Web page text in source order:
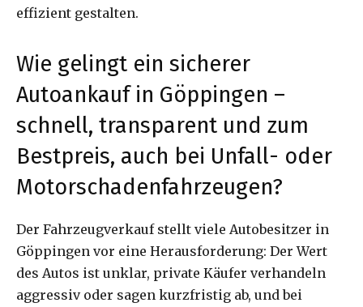
effizient gestalten.
Wie gelingt ein sicherer
Autoankauf in Göppingen –
schnell, transparent und zum
Bestpreis, auch bei Unfall- oder
Motorschadenfahrzeugen?
Der Fahrzeugverkauf stellt viele Autobesitzer in
Göppingen vor eine Herausforderung: Der Wert
des Autos ist unklar, private Käufer verhandeln
aggressiv oder sagen kurzfristig ab, und bei